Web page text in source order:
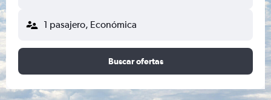
1 pasajero, Económica
Buscar ofertas